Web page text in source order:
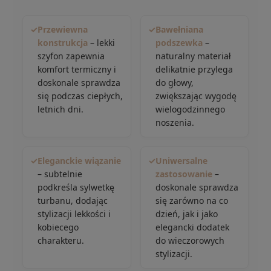
✓Przewiewna
konstrukcja – lekki
szyfon zapewnia
komfort termiczny i
doskonale sprawdza
się podczas ciepłych,
letnich dni.
✓Bawełniana
podszewka –
naturalny materiał
delikatnie przylega
do głowy,
zwiększając wygodę
wielogodzinnego
noszenia.
✓Eleganckie wiązanie
– subtelnie
podkreśla sylwetkę
turbanu, dodając
stylizacji lekkości i
kobiecego
charakteru.
✓Uniwersalne
zastosowanie–
doskonale sprawdza
się zarówno na co
dzień, jak i jako
elegancki dodatek
do wieczorowych
stylizacji.